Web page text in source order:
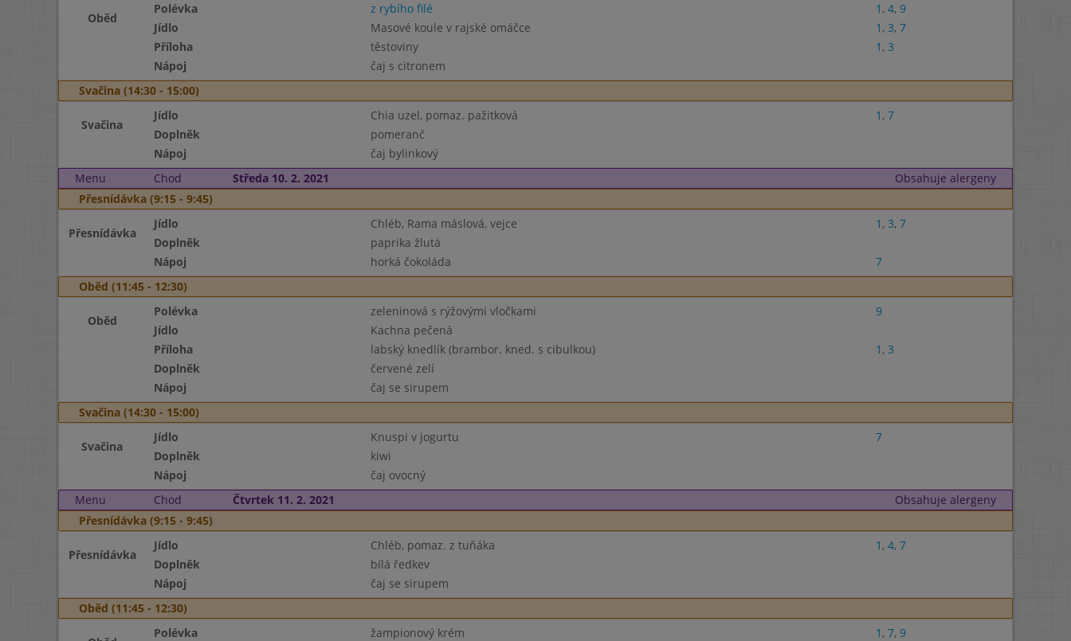
Oběd
Polévka z rybího filé 1 , 4, 9
Jídlo
Masové koule v rajské omáčce 1 , 3, 7
Příloha
těstoviny 1 , 3
Nápoj
čaj s citronem
Svačina (14:30 - 15:00)
Svačina
Jídlo Chia uzel, pomaz. pažitková 1 , 7
Doplněk
pomeranč
Nápoj
čaj bylinkový
Menu
Chod Středa 10. 2. 2021
Obsahuje alergeny
Přesnídávka (9:15 - 9:45)
Přesnídávka
Jídlo Chléb, Rama máslová, vejce 1 , 3, 7
Doplněk
paprika žlutá
Nápoj
horká čokoláda
7
Oběd (11:45 - 12:30)
Oběd
Polévka zeleninová s rýžovými vločkami
9
Jídlo
Kachna pečená
Příloha
labský knedlík (brambor. kned. s cibulkou) 1 , 3
Doplněk
červené zelí
Nápoj
čaj se sirupem
Svačina (14:30 - 15:00)
Svačina
Jídlo Knuspi v jogurtu
7
Doplněk
kiwi
Nápoj
čaj ovocný
Menu
Chod Čtvrtek 11. 2. 2021
Obsahuje alergeny
Přesnídávka (9:15 - 9:45)
Přesnídávka
Jídlo Chléb, pomaz. z tuňáka 1 , 4, 7
Doplněk
bílá ředkev
Nápoj
čaj se sirupem
Oběd (11:45 - 12:30)
Polévka žampionový krém 1 , 7, 9